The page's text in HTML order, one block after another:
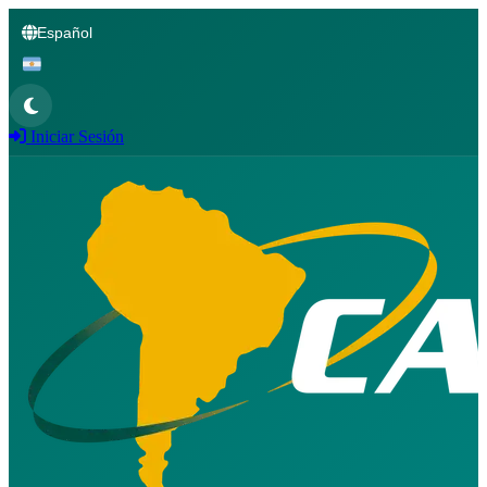
Español
Iniciar Sesión